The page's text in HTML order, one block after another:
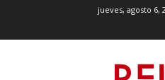
jueves, agosto 6,